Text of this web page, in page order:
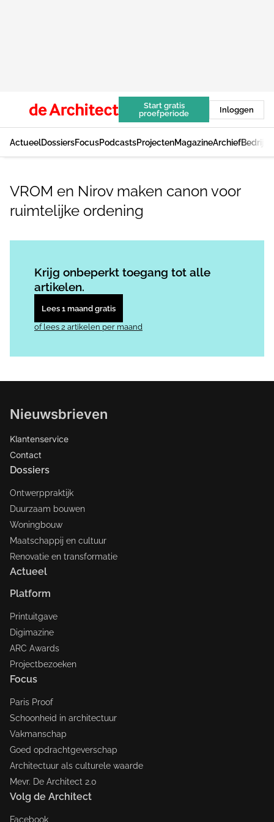
Start gratis
proefperiode
Inloggen
ActueelDossiersFocusPodcastsProjectenMagazineArchief
VROM en Nirov maken canon voor
ruimtelijke ordening
Krijg onbeperkt toegang tot alle
artikelen.
Lees 1 maand gratis
of lees 2 artikelen per maand
Nieuwsbrieven
Klantenservice
Contact
Dossiers
Ontwerppraktijk
Duurzaam bouwen
Woningbouw
Maatschappij en cultuur
Renovatie en transformatie
Actueel
Platform
Printuitgave
Digimazine
ARC Awards
Projectbezoeken
Focus
Paris Proof
Schoonheid in architectuur
Vakmanschap
Goed opdrachtgeverschap
Architectuur als culturele waarde
Mevr. De Architect 2.0
Volg de Architect
Facebook